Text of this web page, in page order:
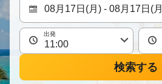
出発
検索する